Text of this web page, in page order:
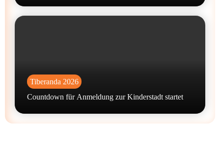
Tiberanda 2026
Countdown für Anmeldung zur Kinderstadt startet